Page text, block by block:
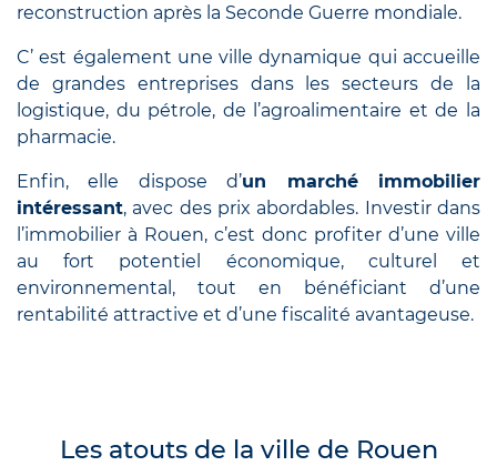
reconstruction après la Seconde Guerre mondiale.
C’ est également une ville dynamique qui accueille
de grandes entreprises dans les secteurs de la
logistique, du pétrole, de l’agroalimentaire et de la
pharmacie.
Enfin, elle dispose d’un marché immobilier
intéressant, avec des prix abordables. Investir dans
l’immobilier à Rouen, c’est donc profiter d’une ville
au fort potentiel économique, culturel et
environnemental, tout en bénéficiant d’une
rentabilité attractive et d’une fiscalité avantageuse.
Les atouts de la ville de Rouen